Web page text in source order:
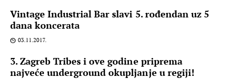
Vintage Industrial Bar slavi 5. rođendan uz 5
dana koncerata
03.11.2017.
3. Zagreb Tribes i ove godine priprema
najveće underground okupljanje u regiji!